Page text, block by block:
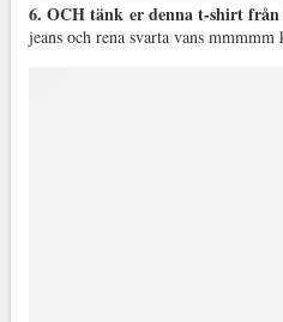
6. OCH tänk er denna t-shirt från
jeans och rena svarta vans mmmmm